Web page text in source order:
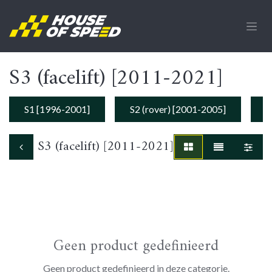
S3 (facelift) [2011-2021]
S1 [1996-2001] S2 (rover) [2001-2005]
S3 (facelift) [2011-2021]
Geen product gedefinieerd
Geen product gedefinieerd in deze categorie.